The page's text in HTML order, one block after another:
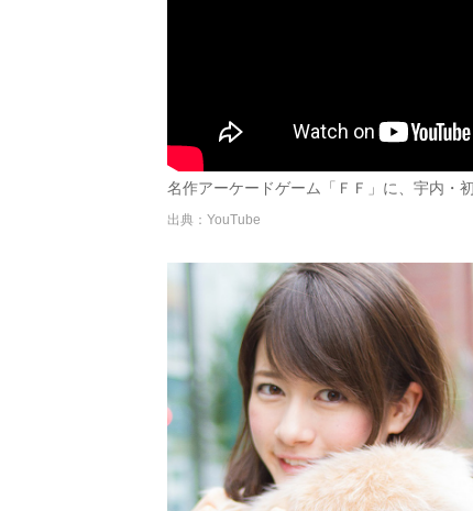
名作アーケードゲーム「ＦＦ」に、宇内・
出典：YouTube